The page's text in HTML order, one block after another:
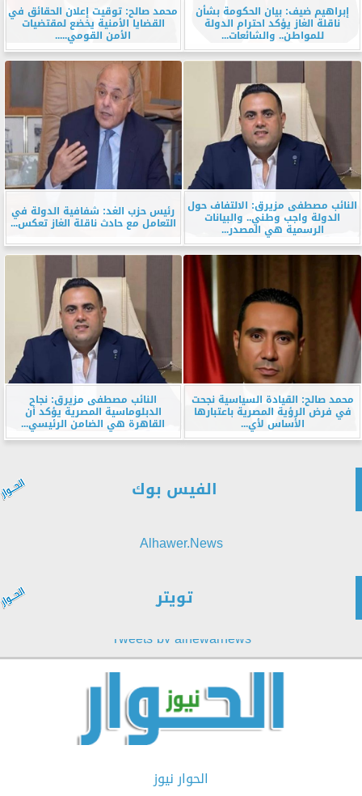
إبراهيم ضيف: بيان الحكومة بشأن
ناقلة الغاز يؤكد احترام الدولة
للمواطن.. والشائعات...
محمد صالح: توقيت إعلان الحقائق في
القضايا الأمنية يخضع لمقتضيات
الأمن القومي.....
النائب مصطفى مزيرق: الالتفاف حول
الدولة واجب وطني.. والبيانات
الرسمية هي المصدر...
رئيس حزب الغد: شفافية الدولة في
التعامل مع حادث ناقلة الغاز تعكس...
محمد صالح: القيادة السياسية نجحت
في فرض الرؤية المصرية باعتبارها
الأساس لأي...
النائب مصطفى مزيرق: نجاح
الدبلوماسية المصرية يؤكد أن
القاهرة هي الضامن الرئيسي...
الفيس بوك
Alhawer.News
تويتر
Tweets by alhewarnews
الحوار نيوز